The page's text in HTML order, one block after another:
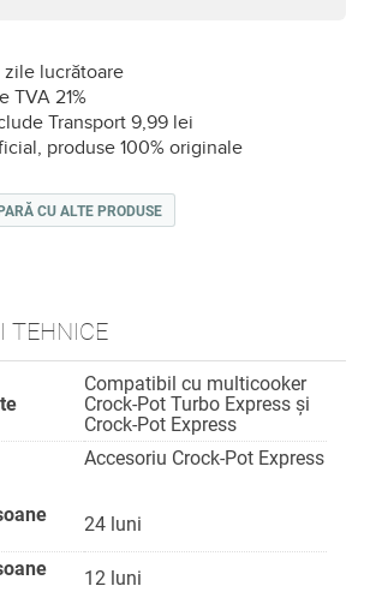
zile lucrătoare
TVA 21%
Transport 9,99 lei
produse 100% originale
CU ALTE PRODUSE
TEHNICE
Compatibil cu multicooker
Crock-Pot Turbo Express și
Crock-Pot Express
Accesoriu Crock-Pot Express
24 luni
12 luni